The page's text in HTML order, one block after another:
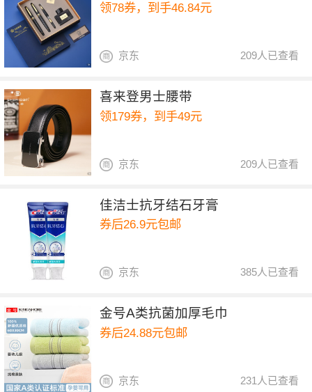
领78券，到手46.84元
209人已查看
京东
喜来登男士腰带
领179券，到手49元
209人已查看
京东
佳洁士抗牙结石牙膏
券后26.9元包邮
385人已查看
京东
金号A类抗菌加厚毛巾
券后24.88元包邮
231人已查看
京东